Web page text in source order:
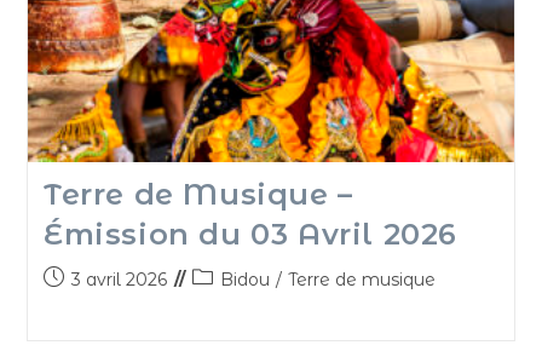
Terre de Musique –
Émission du 03 Avril 2026
3 avril 2026 Bidou / Terre de musique